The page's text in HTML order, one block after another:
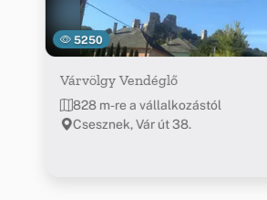
5250
Várvölgy Vendéglő
828 m-re a vállalkozástól
Csesznek, Vár út 38.